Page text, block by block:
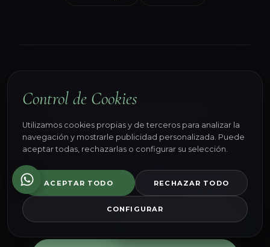
herencia legalmente?
fiscalistas en Terrassa te asesorará de forma
confidencial para estructurar tu testamento
conforme a la legislación civil de Cataluña.
ENVÍANOS UN MENSAJE
Control de Cookies
Utilizamos cookies propias y de terceros para analizar la
navegación y mostrarle publicidad personalizada. Puede
aceptar todas, rechazarlas o configurar su selección.
ACEPTAR TODO RECHAZAR TODO
CONFIGURAR